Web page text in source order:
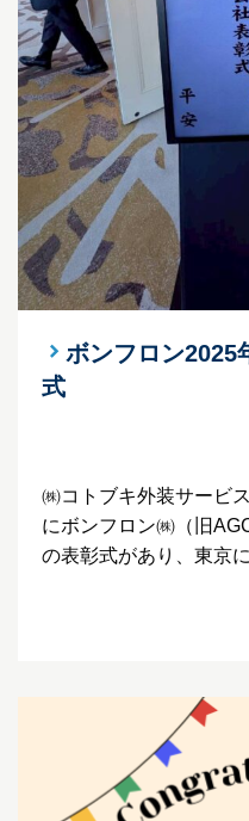
ボンフロン2025
式
㈱コトブキ外装サービ
にボンフロン㈱（旧
の表彰式があり、東京